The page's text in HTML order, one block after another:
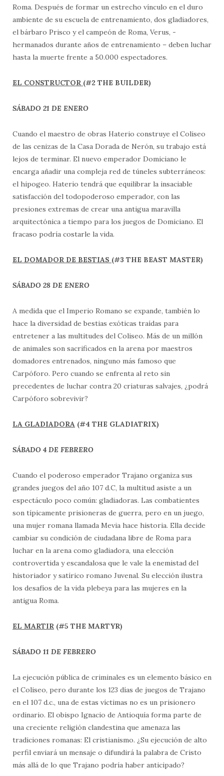
Roma. Después de formar un estrecho vínculo en el duro
ambiente de su escuela de entrenamiento, dos gladiadores,
el bárbaro Prisco y el campeón de Roma, Verus, -
hermanados durante años de entrenamiento – deben luchar
hasta la muerte frente a 50.000 espectadores.
EL CONSTRUCTOR (#2 THE BUILDER)
SÁBADO 21 DE ENERO
Cuando el maestro de obras Haterio construye el Coliseo
de las cenizas de la Casa Dorada de Nerón, su trabajo está
lejos de terminar. El nuevo emperador Domiciano le
encarga añadir una compleja red de túneles subterráneos:
el hipogeo. Haterio tendrá que equilibrar la insaciable
satisfacción del todopoderoso emperador, con las
presiones extremas de crear una antigua maravilla
arquitectónica a tiempo para los juegos de Domiciano. El
fracaso podría costarle la vida.
EL DOMADOR DE BESTIAS (#3 THE BEAST MASTER)
SÁBADO 28 DE ENERO
A medida que el Imperio Romano se expande, también lo
hace la diversidad de bestias exóticas traídas para
entretener a las multitudes del Coliseo. Más de un millón
de animales son sacrificados en la arena por maestros
domadores entrenados, ninguno más famoso que
Carpóforo. Pero cuando se enfrenta al reto sin
precedentes de luchar contra 20 criaturas salvajes, ¿podrá
Carpóforo sobrevivir?
LA GLADIADORA (#4 THE GLADIATRIX)
SÁBADO 4 DE FEBRERO
Cuando el poderoso emperador Trajano organiza sus
grandes juegos del año 107 d.C, la multitud asiste a un
espectáculo poco común: gladiadoras. Las combatientes
son típicamente prisioneras de guerra, pero en un juego,
una mujer romana llamada Mevia hace historia. Ella decide
cambiar su condición de ciudadana libre de Roma para
luchar en la arena como gladiadora, una elección
controvertida y escandalosa que le vale la enemistad del
historiador y satírico romano Juvenal. Su elección ilustra
los desafíos de la vida plebeya para las mujeres en la
antigua Roma.
EL MARTIR (#5 THE MARTYR)
SÁBADO 11 DE FEBRERO
La ejecución pública de criminales es un elemento básico en
el Coliseo, pero durante los 123 días de juegos de Trajano
en el 107 d.c., una de estas víctimas no es un prisionero
ordinario. El obispo Ignacio de Antioquía forma parte de
una creciente religión clandestina que amenaza las
tradiciones romanas: El cristianismo. ¿Su ejecución de alto
perfil enviará un mensaje o difundirá la palabra de Cristo
más allá de lo que Trajano podría haber anticipado?